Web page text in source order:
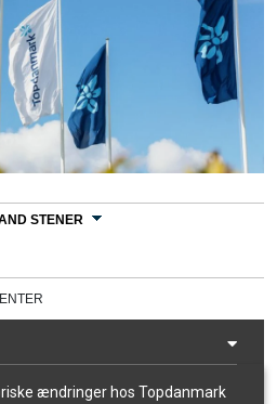
STENER
ændringer hos Topdanmark